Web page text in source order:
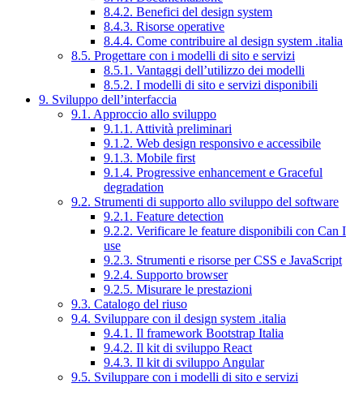
8.4.2. Benefici del design system
8.4.3. Risorse operative
8.4.4. Come contribuire al design system .italia
8.5. Progettare con i modelli di sito e servizi
8.5.1. Vantaggi dell’utilizzo dei modelli
8.5.2. I modelli di sito e servizi disponibili
9. Sviluppo dell’interfaccia
9.1. Approccio allo sviluppo
9.1.1. Attività preliminari
9.1.2. Web design responsivo e accessibile
9.1.3. Mobile first
9.1.4. Progressive enhancement e Graceful
degradation
9.2. Strumenti di supporto allo sviluppo del software
9.2.1. Feature detection
9.2.2. Verificare le feature disponibili con Can I
use
9.2.3. Strumenti e risorse per CSS e JavaScript
9.2.4. Supporto browser
9.2.5. Misurare le prestazioni
9.3. Catalogo del riuso
9.4. Sviluppare con il design system .italia
9.4.1. Il framework Bootstrap Italia
9.4.2. Il kit di sviluppo React
9.4.3. Il kit di sviluppo Angular
9.5. Sviluppare con i modelli di sito e servizi